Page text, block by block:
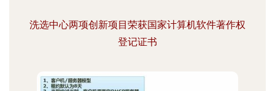
洗选中心两项创新项目荣获国家计算机软件著作权
登记证书